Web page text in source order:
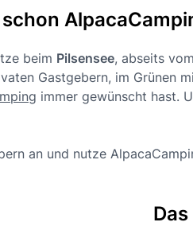
beim Pilsensee, abseits vom
Gastgebern, im Grünen
immer gewünscht hast.
an und nutze